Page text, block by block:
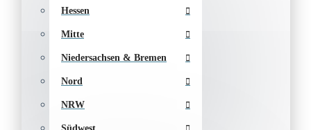
Hessen
Mitte
Niedersachsen & Bremen
Nord
NRW